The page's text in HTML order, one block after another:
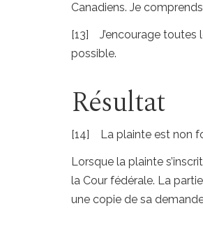
Canadiens. Je
[13] J’encourage toutes
possible.
Résultat
[14] La plainte est non
Lorsque la plainte
la Cour fédérale. La
une copie de sa